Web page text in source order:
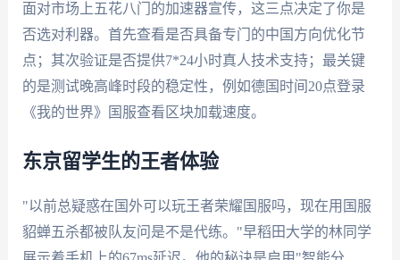
面对市场上五花八门的加速器宣传，这三点决定了你是
否选对利器。首先查看是否具备专门的中国方向优化节
点；其次验证是否提供7*24小时真人技术支持；最关键
的是测试晚高峰时段的稳定性，例如德国时间20点登录
《我的世界》国服查看区块加载速度。
东京留学生的王者体验
"以前总疑惑在国外可以玩王者荣耀国服吗，现在用国服
貂蝉五杀都被队友问是不是代练。"早稻田大学的林同学